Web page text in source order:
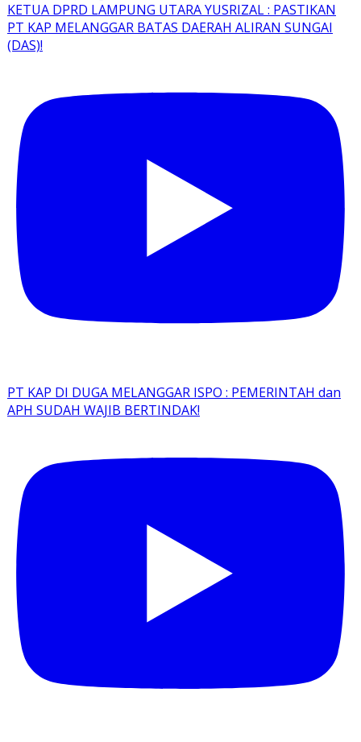
KETUA DPRD LAMPUNG UTARA YUSRIZAL : PASTIKAN
PT KAP MELANGGAR BATAS DAERAH ALIRAN SUNGAI
(DAS)!
PT KAP DI DUGA MELANGGAR ISPO : PEMERINTAH dan
APH SUDAH WAJIB BERTINDAK!